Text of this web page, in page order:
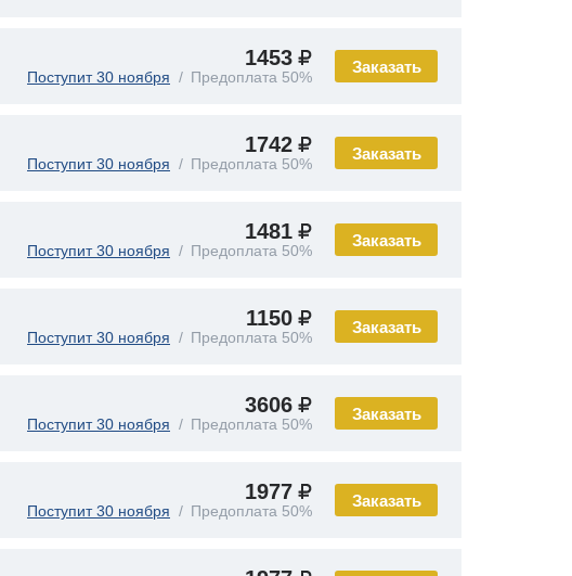
Заказать
1453
Поступит 30 ноября Предоплата 50%
Заказать
1742
Поступит 30 ноября Предоплата 50%
Заказать
1481
Поступит 30 ноября Предоплата 50%
Заказать
1150
Поступит 30 ноября Предоплата 50%
Заказать
3606
Поступит 30 ноября Предоплата 50%
Заказать
1977
Поступит 30 ноября Предоплата 50%